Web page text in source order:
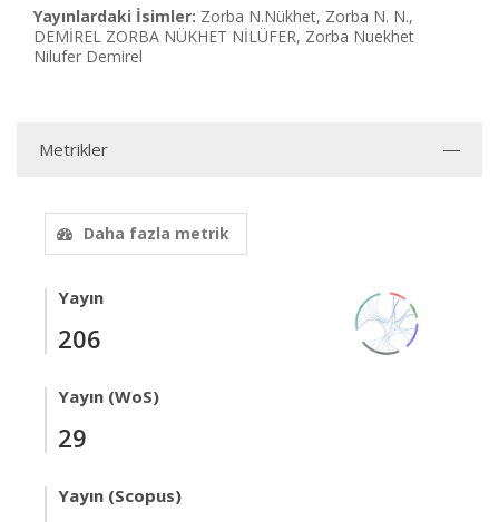
Yayınlardaki İsimler: Zorba N.Nükhet, Zorba N. N.,
DEMİREL ZORBA NÜKHET NİLÜFER, Zorba Nuekhet
Nilufer Demirel
Metrikler
Daha fazla metrik
Yayın
206
Yayın (WoS)
29
Yayın (Scopus)